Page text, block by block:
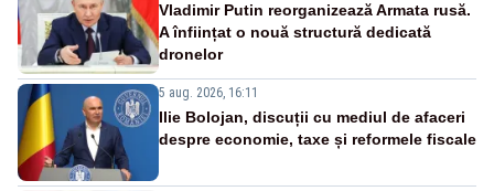
Vladimir Putin reorganizează Armata rusă.
A înființat o nouă structură dedicată
dronelor
5 aug. 2026, 16:11
Ilie Bolojan, discuții cu mediul de afaceri
despre economie, taxe și reformele fiscale